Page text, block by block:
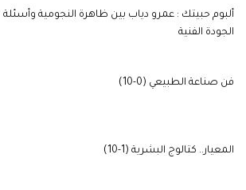
ألبوم حبيتك : عمرو دياب بين ظاهرة النجومية وأسئلة
الجودة الفنية
فن صناعة الطبيعي (0-10)
المعيار.. كتالوج البشرية (1-10)